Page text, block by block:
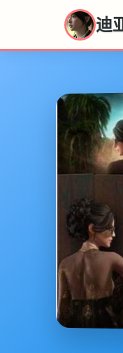
迪